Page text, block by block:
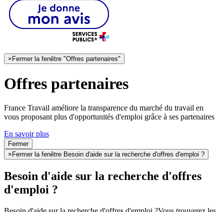
×Fermer la fenêtre "Offres partenaires"
Offres partenaires
France Travail améliore la transparence du marché du travail en
vous proposant plus d'opportunités d'emploi grâce à ses partenaires
En savoir plus
Fermer
× Fermer la fenêtre Besoin d'aide sur la recherche d'offres d'emploi ?
Besoin d'aide sur la recherche d'offres
d'emploi ?